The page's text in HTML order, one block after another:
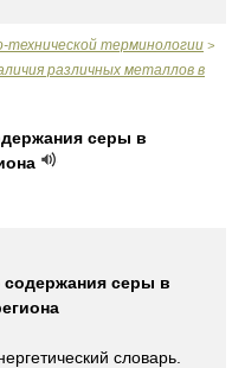
технической терминологии >
различных металлов в
серы в
содержания серы в
словарь.